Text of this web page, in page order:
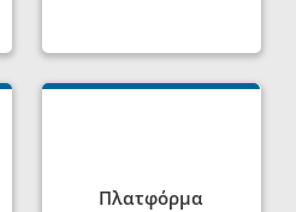
Πλατφόρμα